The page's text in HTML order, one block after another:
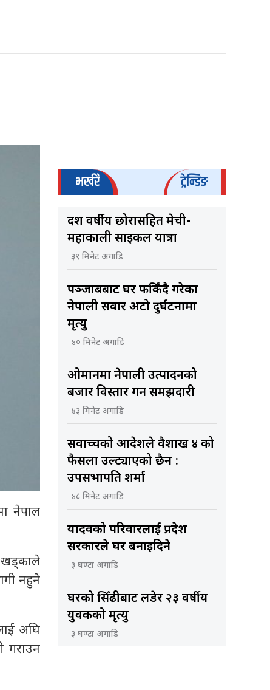
नेपाल
खड्काले
नहुने
अघि
गराउन
भर्खरै ट्रेन्डिङ
दश वर्षीय छोरासहित मेची-
महाकाली साइकल यात्रा
३९ मिनेट अगाडि
पञ्जाबबाट घर फर्किंदै गरेका
नेपाली सवार अटो दुर्घटनामा
मृत्यु
४० मिनेट अगाडि
ओमानमा नेपाली उत्पादनको
बजार विस्तार गर्ने समझदारी
४३ मिनेट अगाडि
सर्वोच्चको आदेशले वैशाख ४ को
फैसला उल्ट्याएको छैन :
उपसभापति शर्मा
४८ मिनेट अगाडि
यादवको परिवारलाई प्रदेश
सरकारले घर बनाइदिने
३ घण्टा अगाडि
घरको सिँढीबाट लडेर २३ वर्षीय
युवकको मृत्यु
३ घण्टा अगाडि